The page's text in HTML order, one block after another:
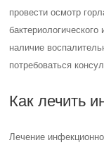
провести осмотр
наличие
потребоваться
Как лечить
Лечение